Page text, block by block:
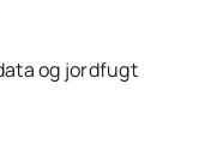
og jordfugt